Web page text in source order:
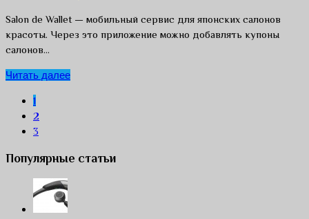
Salon de Wallet — мобильный сервис для японских салонов
красоты. Через это приложение можно добавлять купоны
салонов…
Читать далее
1
2
3
Популярные статьи